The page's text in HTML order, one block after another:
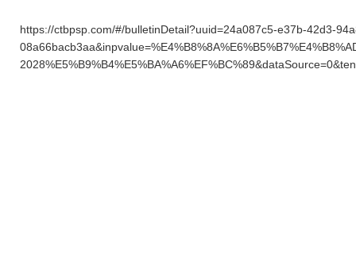
https://ctbpsp.com/#/bulletinDetail?uuid=24a087c5-e37b-42d3-